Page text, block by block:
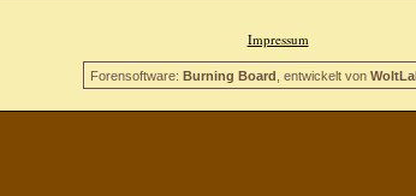
Impressum
Forensoftware: Burning Board , entwickelt von